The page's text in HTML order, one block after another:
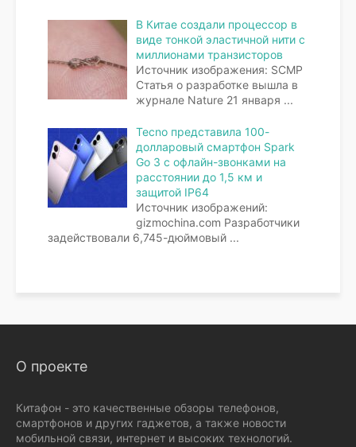
В Китае создали процессор в
виде тонкой эластичной нити с
миллионами транзисторов
Источник изображения: SCMP
Статья о разработке вышла в
журнале Nature 21 января ...
Tecno представила 100-
долларовый смартфон Spark
Go 3 с офлайн-звонками на
расстоянии до 1,5 км и
защитой IP64
Источник изображений:
gizmochina.com Разработчики
задействовали 6,745-дюймовый ...
О проекте
Китафон - это качественные обзоры телефонов,
смартфонов и других гаджетов, а также новости
мобильной связи, интернет и высоких технологий.